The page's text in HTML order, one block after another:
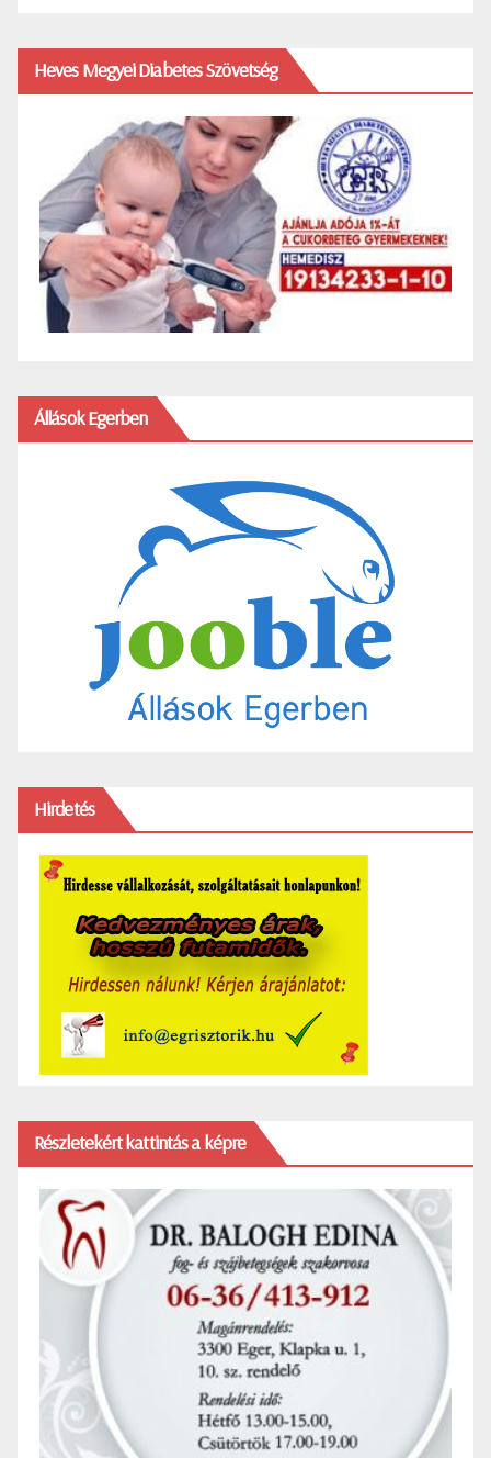
Heves Megyei Diabetes Szövetség
Állások Egerben
Hirdetés
Részletekért kattintás a képre